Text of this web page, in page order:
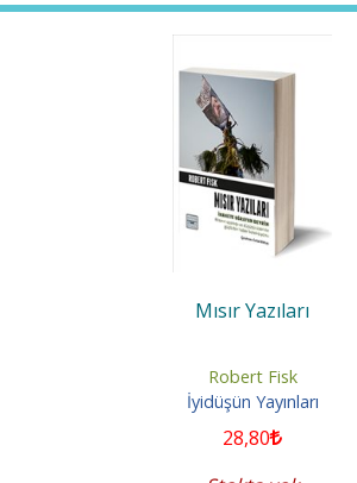
Mısır Yazıları
Robert Fisk
İyidüşün Yayınları
28,80